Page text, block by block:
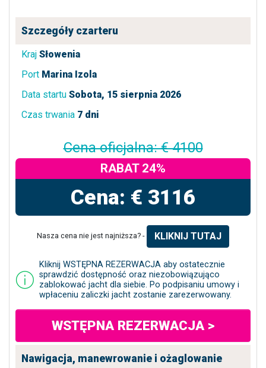
Szczegóły czarteru
Kraj Słowenia
Port Marina Izola
Data startu Sobota, 15 sierpnia 2026
Czas trwania 7 dni
Cena oficjalna: € 4100
RABAT 24%
Cena: € 3116
Nasza cena nie jest najniższa? - KLIKNIJ TUTAJ
Kliknij WSTĘPNA REZERWACJA aby ostatecznie
sprawdzić dostępność oraz niezobowiązująco
zablokować jacht dla siebie. Po podpisaniu umowy i
wpłaceniu zaliczki jacht zostanie zarezerwowany.
WSTĘPNA REZERWACJA >
Nawigacja, manewrowanie i ożaglowanie